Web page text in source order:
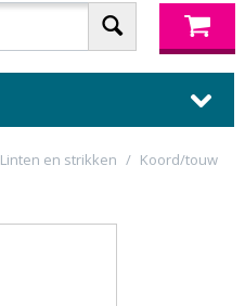
Linten en strikken / Koord/touw